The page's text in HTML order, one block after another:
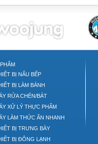
BỊ NẤU BẾP
BỊ LÀM BÁNH
RỬA CHÉN/BÁT
XỬ LÝ THỰC PHẨM
LÀM THỨC ĂN NHANH
BỊ TRƯNG BÀY
BỊ ĐÔNG LẠNH